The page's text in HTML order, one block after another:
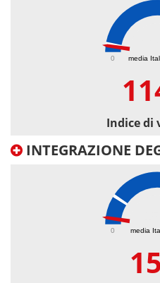
media
0
Indice di
INTEGRAZIONE
media
0